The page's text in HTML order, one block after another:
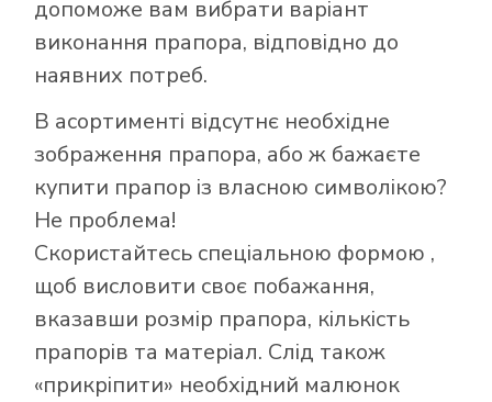
допоможе вам вибрати варіант
виконання прапора, відповідно до
наявних потреб.
В асортименті відсутнє необхідне
зображення прапора, або ж бажаєте
купити прапор із власною символікою?
Не проблема!
Скористайтесь спеціальною формою ,
щоб висловити своє побажання,
вказавши розмір прапора, кількість
прапорів та матеріал. Слід також
«прикріпити» необхідний малюнок